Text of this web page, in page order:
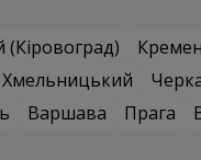
Хмельницький
Варшава Прага